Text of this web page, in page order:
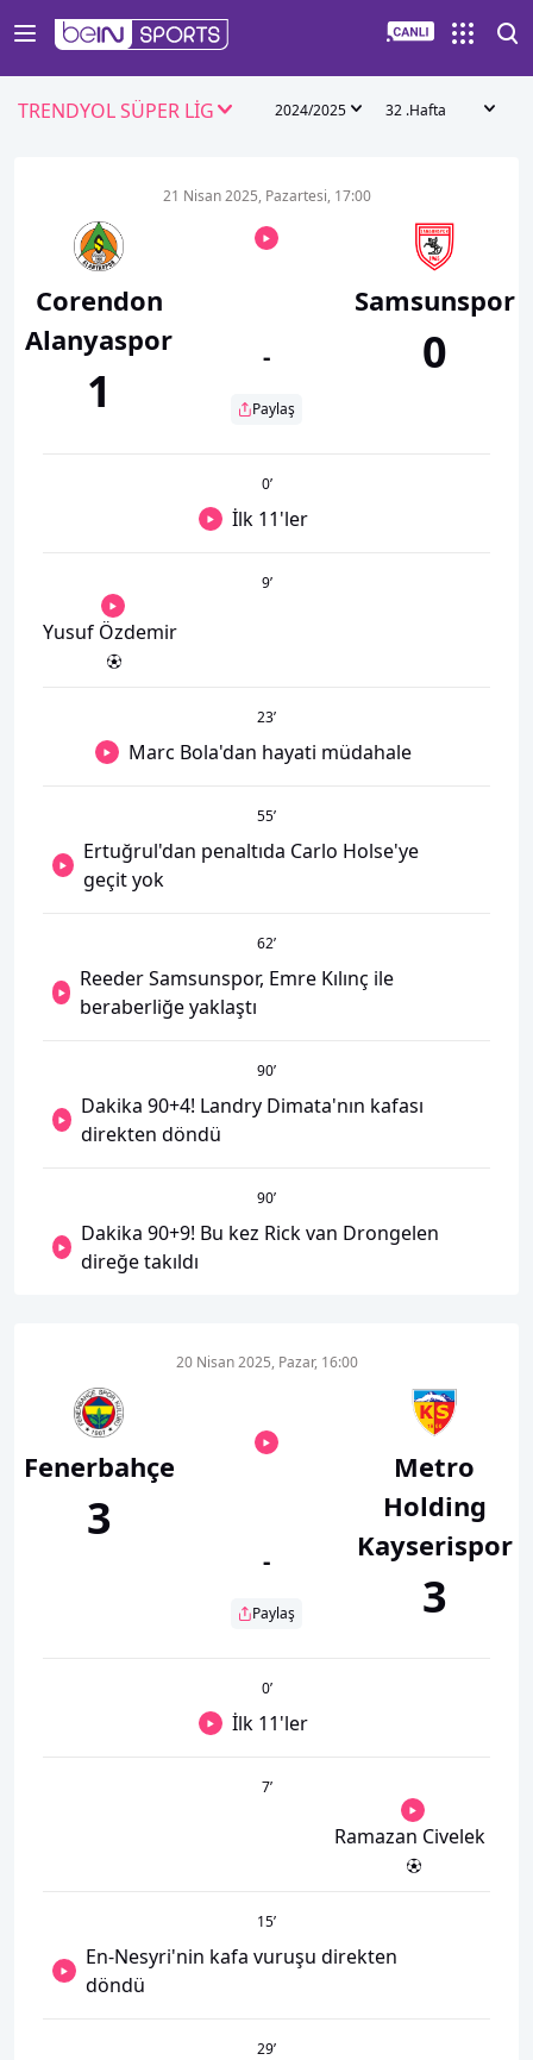
TRENDYOL SÜPER LİG 2024/2025 32 .Hafta
Corendon
Alanyaspor
1
21 Nisan 2025, Pazartesi, 17:00
-
Paylaş
Samsunspor
0
0’
İlk 11'ler
9’
Yusuf Özdemir
23’
Marc Bola'dan hayati müdahale
55’
Ertuğrul'dan penaltıda Carlo Holse'ye
geçit yok
62’
Reeder Samsunspor, Emre Kılınç ile
beraberliğe yaklaştı
90’
Dakika 90+4! Landry Dimata'nın kafası
direkten döndü
90’
Dakika 90+9! Bu kez Rick van Drongelen
direğe takıldı
Fenerbahçe
3
20 Nisan 2025, Pazar, 16:00
-
Paylaş
Metro
Holding
Kayserispor
3
0’
İlk 11'ler
7’
Ramazan Civelek
15’
En-Nesyri'nin kafa vuruşu direkten
döndü
29’